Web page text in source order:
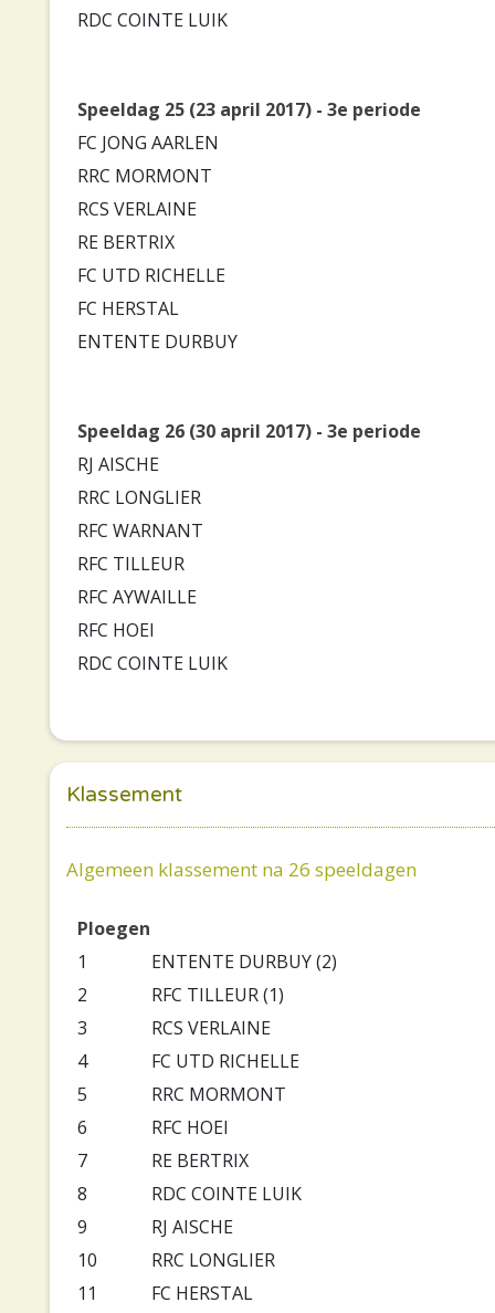
RDC COINTE LUIK
Speeldag 25 (23 april 2017) - 3e periode
FC JONG AARLEN
RRC MORMONT
RCS VERLAINE
RE BERTRIX
FC UTD RICHELLE
FC HERSTAL
ENTENTE DURBUY
Speeldag 26 (30 april 2017) - 3e periode
RJ AISCHE
RRC LONGLIER
RFC WARNANT
RFC TILLEUR
RFC AYWAILLE
RFC HOEI
RDC COINTE LUIK
Klassement
Algemeen klassement na 26 speeldagen
Ploegen
1
ENTENTE DURBUY (2)
2
RFC TILLEUR (1)
3
RCS VERLAINE
4
FC UTD RICHELLE
5
RRC MORMONT
6
RFC HOEI
7
RE BERTRIX
8
RDC COINTE LUIK
9
RJ AISCHE
10
RRC LONGLIER
11
FC HERSTAL